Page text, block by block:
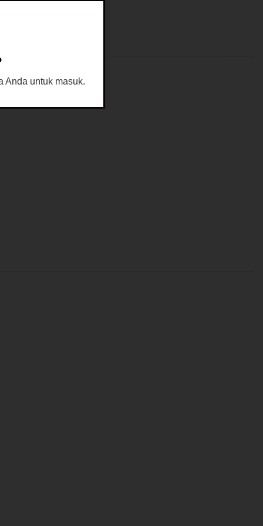
Anda untuk masuk.